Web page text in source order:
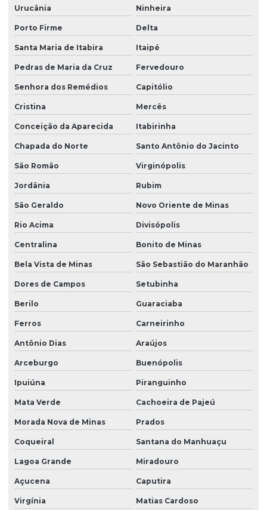
Urucânia Ninheira
Porto Firme Delta
Santa Maria de Itabira Itaipé
Pedras de Maria da Cruz Fervedouro
Senhora dos Remédios Capitólio
Cristina Mercês
Conceição da Aparecida Itabirinha
Chapada do Norte Santo Antônio do Jacinto
São Romão Virginópolis
Jordânia Rubim
São Geraldo Novo Oriente de Minas
Rio Acima Divisópolis
Centralina Bonito de Minas
Bela Vista de Minas São Sebastião do Maranhão
Dores de Campos Setubinha
Berilo Guaraciaba
Ferros Carneirinho
Antônio Dias Araújos
Arceburgo Buenópolis
Ipuiúna Piranguinho
Mata Verde Cachoeira de Pajeú
Morada Nova de Minas Prados
Coqueiral Santana do Manhuaçu
Lagoa Grande Miradouro
Açucena Caputira
Virgínia Matias Cardoso